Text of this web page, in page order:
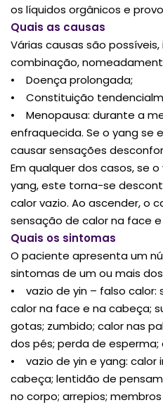
os líquidos orgânicos e
Quais as causas
Várias causas são
combinação,
• Doença prolongada;
• Constituição
• Menopausa: durante a
enfraquecida. Se o yang se
causar sensações
Em qualquer dos casos, se
yang, este torna-se
calor vazio. Ao ascender, o
sensação de calor na face
Quais os sintomas
O paciente apresenta um
sintomas de um ou mais
• vazio de yin – falso
calor na face e na cabeça;
gotas; zumbido; calor nas
dos pés; perda de
• vazio de yin e yang:
cabeça; lentidão de
no corpo; arrepios;